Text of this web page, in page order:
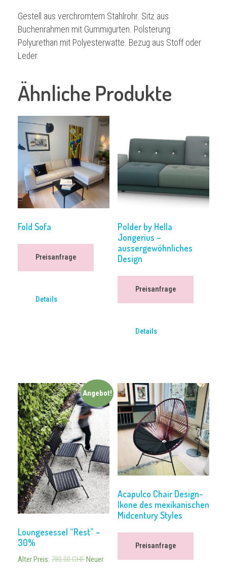
Gestell aus verchromtem Stahlrohr. Sitz aus
Buchenrahmen mit Gummigurten. Polsterung:
Polyurethan mit Polyesterwatte. Bezug aus Stoff oder
Leder.
Ähnliche Produkte
Fold Sofa
Preisanfrage
Details
Polder by Hella
Jongerius –
aussergewöhnliches
Design
Preisanfrage
Details
Angebot!
Loungesessel “Rest” –
30%
Alter Preis: 780.00CHFNeuer
Acapulco Chair Design-
Ikone des mexikanischen
Midcentury Styles
Preisanfrage